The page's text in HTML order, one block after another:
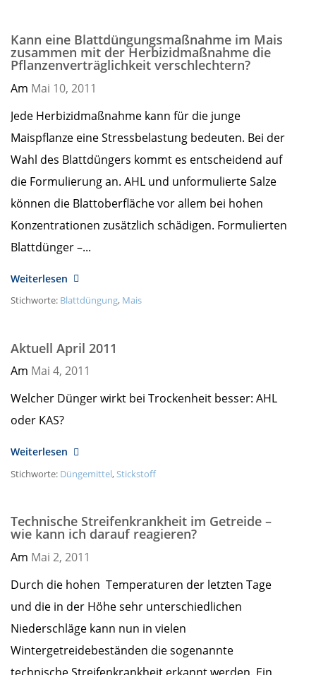
Kann eine Blattdüngungsmaßnahme im Mais
zusammen mit der Herbizidmaßnahme die
Pflanzenverträglichkeit verschlechtern?
Am Mai 10, 2011
Jede Herbizidmaßnahme kann für die junge
Maispflanze eine Stressbelastung bedeuten. Bei der
Wahl des Blattdüngers kommt es entscheidend auf
die Formulierung an. AHL und unformulierte Salze
können die Blattoberfläche vor allem bei hohen
Konzentrationen zusätzlich schädigen. Formulierten
Blattdünger –...
Weiterlesen
Stichworte: Blattdüngung, Mais
Aktuell April 2011
Am Mai 4, 2011
Welcher Dünger wirkt bei Trockenheit besser: AHL
oder KAS?
Weiterlesen
Stichworte: Düngemittel,Stickstoff
Technische Streifenkrankheit im Getreide –
wie kann ich darauf reagieren?
Am Mai 2, 2011
Durch die hohen Temperaturen der letzten Tage
und die in der Höhe sehr unterschiedlichen
Niederschläge kann nun in vielen
Wintergetreidebeständen die sogenannte